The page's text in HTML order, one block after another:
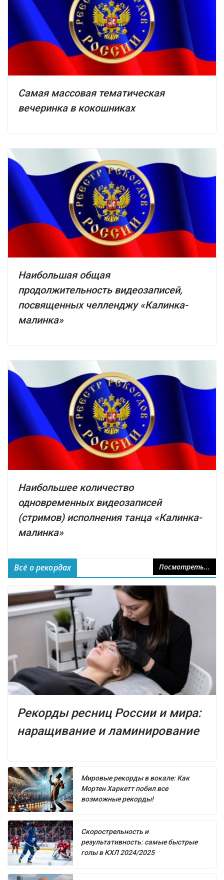
Самая массовая тематическая
вечеринка в кокошниках
Наибольшая общая
продолжительность видеозаписей,
посвященных челленджу «Калинка-
малинка»
Наибольшее количество
одновременных видеозаписей
(стримов) исполнения танца «Калинка-
малинка»
Всё о рекордах Посмотреть...
Рекорды ресниц России и мира:
наращивание и ламинирование
Мировые рекорды в вокале: Как
Мортен Харкетт побил все
возможные рекорды!
Скорострельность и
результативность: самые быстрые
голы в КХЛ 2024/2025